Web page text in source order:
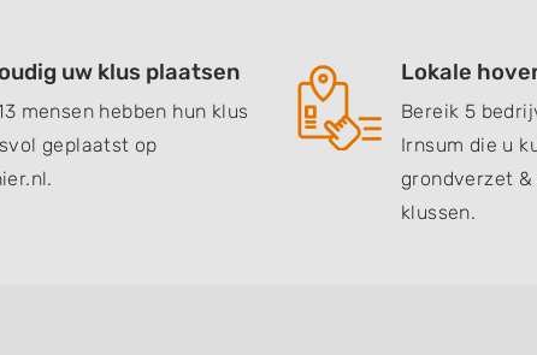
uw klus plaatsen
mensen hebben hun klus
geplaatst op
Lokale
Bereik 5
Irnsum die u
grondverzet
klussen.